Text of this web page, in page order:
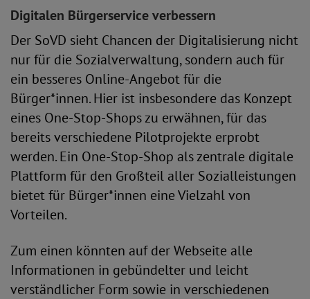
Digitalen Bürgerservice verbessern
Der SoVD sieht Chancen der Digitalisierung nicht
nur für die Sozialverwaltung, sondern auch für
ein besseres Online-Angebot für die
Bürger*innen. Hier ist insbesondere das Konzept
eines One-Stop-Shops zu erwähnen, für das
bereits verschiedene Pilotprojekte erprobt
werden. Ein One-Stop-Shop als zentrale digitale
Plattform für den Großteil aller Sozialleistungen
bietet für Bürger*innen eine Vielzahl von
Vorteilen.
Zum einen könnten auf der Webseite alle
Informationen in gebündelter und leicht
verständlicher Form sowie in verschiedenen